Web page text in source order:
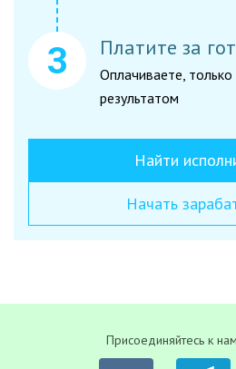
Платите за
Оплачиваете,
результатом
Найти
Начать
Присоединяйтесь к